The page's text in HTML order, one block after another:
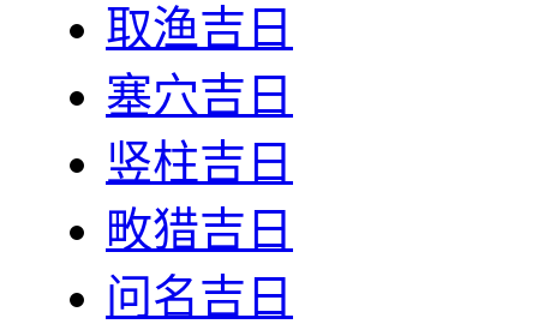
取渔吉日
塞穴吉日
竖柱吉日
畋猎吉日
问名吉日